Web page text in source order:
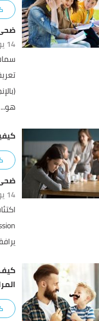
14 يوليو 2022
هو...
14 يوليو 2022